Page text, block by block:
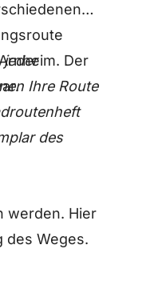
Der
jeder
Ihre Route
des
werden. Hier
des Weges.